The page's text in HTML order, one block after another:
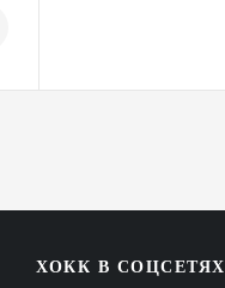
ХОКК В СОЦСЕТЯХ